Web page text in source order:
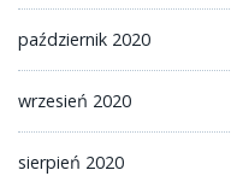
październik 2020
wrzesień 2020
sierpień 2020